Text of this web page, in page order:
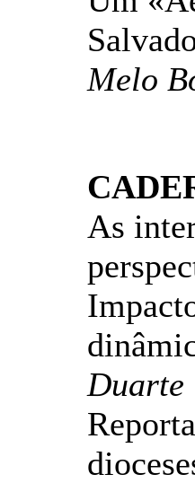
Melo
As
Duarte